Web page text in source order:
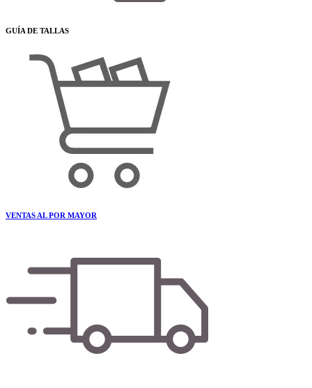
GUÍA DE TALLAS
VENTAS AL POR MAYOR